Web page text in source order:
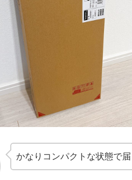
かなりコンパクトな状態で届